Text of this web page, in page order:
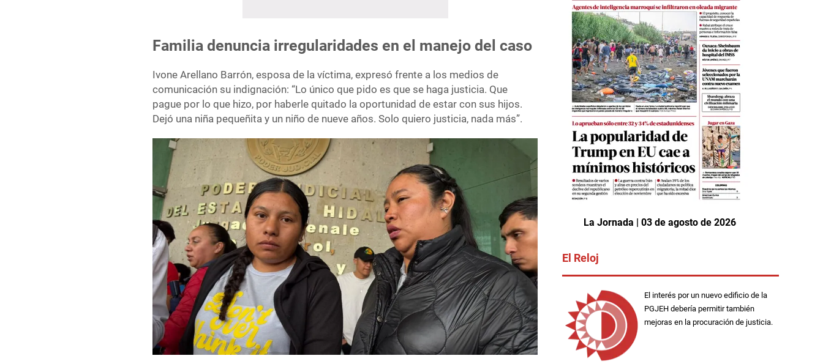
Familia denuncia irregularidades en el manejo del caso
Ivone Arellano Barrón, esposa de la víctima, expresó frente a los medios de
comunicación su indignación: “Lo único que pido es que se haga justicia. Que
pague por lo que hizo, por haberle quitado la oportunidad de estar con sus hijos.
Dejó una niña pequeñita y un niño de nueve años. Solo quiero justicia, nada más”.
La Jornada | 03 de agosto de 2026
El Reloj
El interés por un nuevo edificio de la
PGJEH debería permitir también
mejoras en la procuración de justicia.